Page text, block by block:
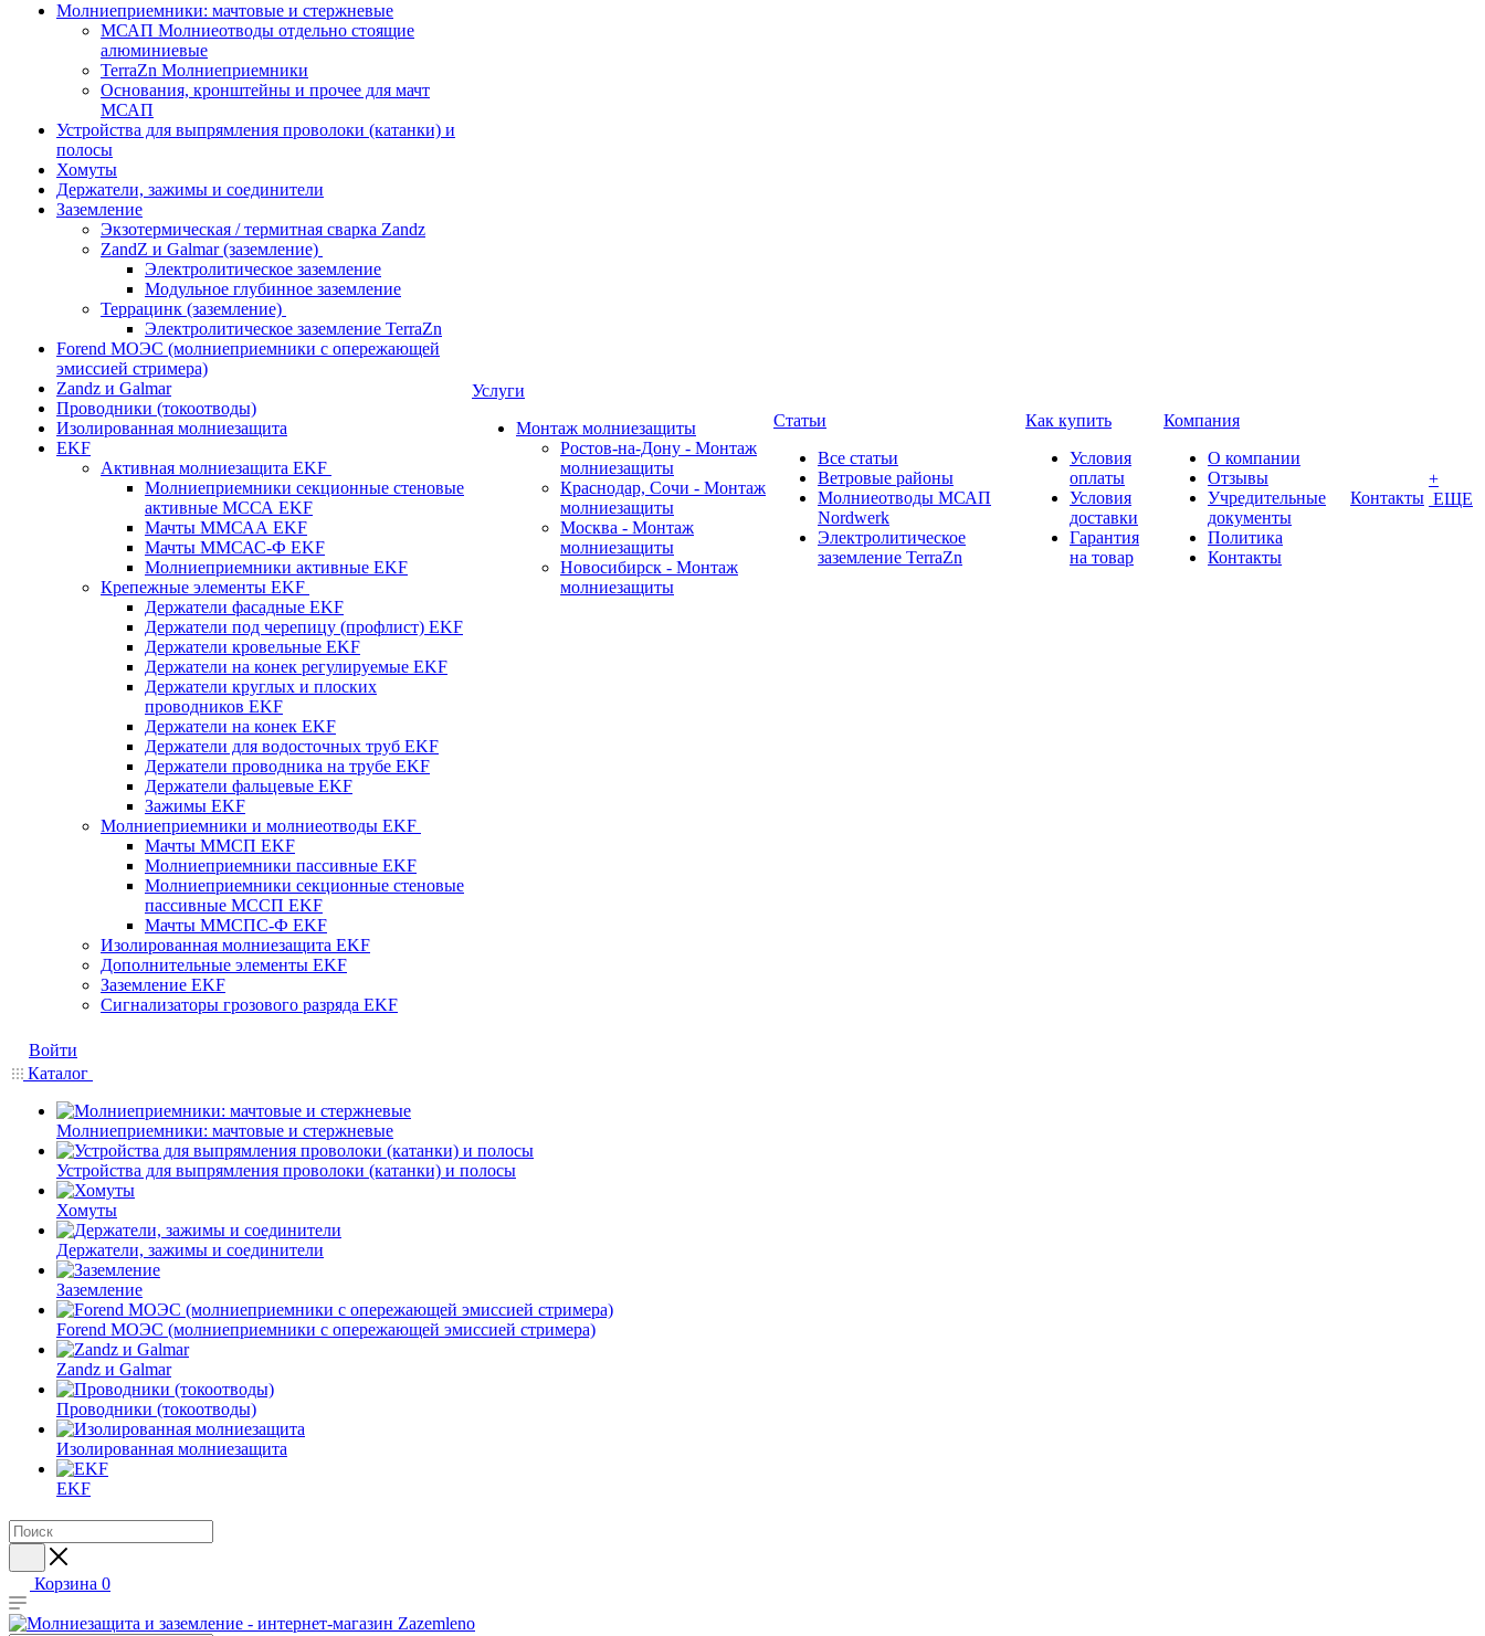
Молниеприемники: мачтовые и стержневые
МСАП Молниеотводы отдельно стоящие
алюминиевые
TerraZn Молниеприемники
Основания, кронштейны и прочее для мачт
МСАП
Устройства для выпрямления проволоки (катанки) и
полосы
Хомуты
Держатели, зажимы и соединители
Заземление
Экзотермическая / термитная сварка Zandz
ZandZ и Galmar (заземление)
Электролитическое заземление
Модульное глубинное заземление
Террацинк (заземление)
Электролитическое заземление TerraZn
Forend МОЭС (молниеприемники с опережающей
эмиссией стримера)
Zandz и Galmar
Проводники (токоотводы)
Изолированная молниезащита
EKF
Активная молниезащита EKF
Молниеприемники секционные стеновые
активные МССА EKF
Мачты ММСАА EKF
Мачты ММСАС-Ф EKF
Молниеприемники активные EKF
Крепежные элементы EKF
Держатели фасадные EKF
Держатели под черепицу (профлист) EKF
Держатели кровельные EKF
Держатели на конек регулируемые EKF
Держатели круглых и плоских
проводников EKF
Держатели на конек EKF
Держатели для водосточных труб EKF
Держатели проводника на трубе EKF
Держатели фальцевые EKF
Зажимы EKF
Молниеприемники и молниеотводы EKF
Мачты ММСП EKF
Молниеприемники пассивные EKF
Молниеприемники секционные стеновые
пассивные МССП EKF
Мачты ММСПС-Ф EKF
Изолированная молниезащита EKF
Дополнительные элементы EKF
Заземление EKF
Сигнализаторы грозового разряда EKF
Услуги
Монтаж молниезащиты
Ростов-на-Дону - Монтаж
молниезащиты
Краснодар, Сочи - Монтаж
молниезащиты
Москва - Монтаж
молниезащиты
Новосибирск - Монтаж
молниезащиты
Статьи
Все статьи
Ветровые районы
Молниеотводы МСАП
Nordwerk
Электролитическое
заземление TerraZn
Как купить
Условия
оплаты
Условия
доставки
Гарантия
на товар
Компания
О компании
Отзывы
Учредительные
документы
Политика
Контакты
Контакты
+
ЕЩЕ
Войти
Каталог
Молниеприемники: мачтовые и стержневые
Устройства для выпрямления проволоки (катанки) и полосы
Хомуты
Держатели, зажимы и соединители
Заземление
Forend МОЭС (молниеприемники с опережающей эмиссией стримера)
Zandz и Galmar
Проводники (токоотводы)
Изолированная молниезащита
EKF
Корзина 0